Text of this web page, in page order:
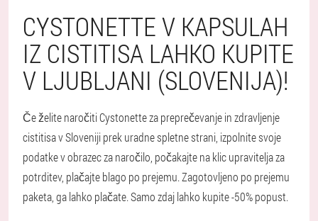
CYSTONETTE V KAPSULAH
IZ CISTITISA LAHKO KUPITE
V LJUBLJANI (SLOVENIJA)!
Če želite naročiti Cystonette za preprečevanje in zdravljenje
cistitisa v Sloveniji prek uradne spletne strani, izpolnite svoje
podatke v obrazec za naročilo, počakajte na klic upravitelja za
potrditev, plačajte blago po prejemu. Zagotovljeno po prejemu
paketa, ga lahko plačate. Samo zdaj lahko kupite -50% popust.